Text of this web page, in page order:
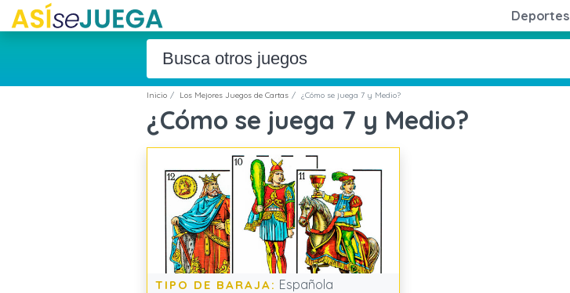
Deportes
Inicio Los Mejores Juegos de Cartas ¿Cómo se juega 7 y Medio?
¿Cómo se juega 7 y Medio?
TIPO DE BARAJA: Española